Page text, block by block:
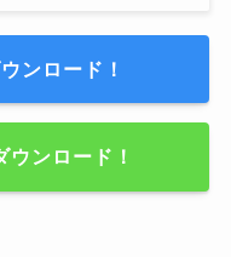
ンロード！
ンロード！